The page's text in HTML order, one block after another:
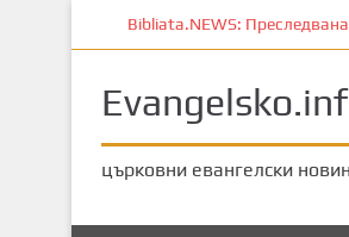
Bibliata.NEWS: Преследваната
църковни евангелски